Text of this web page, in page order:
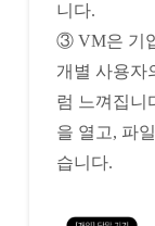
니다.
③ VM은 기
개별 사용자
럼 느껴집니
을 열고, 파
습니다.